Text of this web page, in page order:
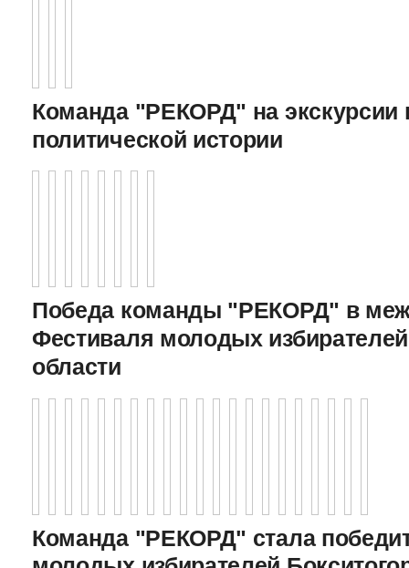
Команда "РЕКОРД" на экскурсии
политической истории
Победа команды "РЕКОРД" в
Фестиваля молодых
области
Команда "РЕКОРД" стала